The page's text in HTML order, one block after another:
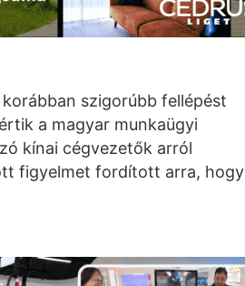
szigorúbb fellépést
a magyar munkaügyi
kínai cégvezetők arról
figyelmet fordított arra, hogy